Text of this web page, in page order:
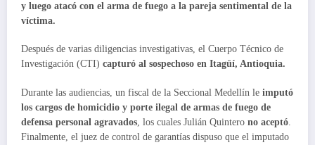
y luego atacó con el arma de fuego a la pareja sentimental de la
víctima.
Después de varias diligencias investigativas, el Cuerpo Técnico de
Investigación (CTI) capturó al sospechoso en Itagüí, Antioquia.
Durante las audiencias, un fiscal de la Seccional Medellín le imputó
los cargos de homicidio y porte ilegal de armas de fuego de
defensa personal agravados , los cuales Julián Quintero no aceptó
Finalmente, el juez de control de garantías dispuso que el imputado